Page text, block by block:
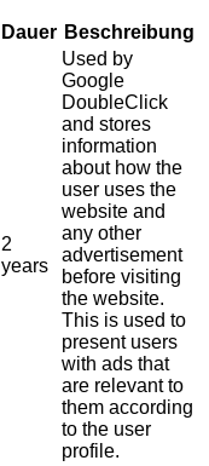
Dauer Beschreibung
2
years
Used by
Google
DoubleClick
and stores
information
about how the
user uses the
website and
any other
advertisement
before visiting
the website.
This is used to
present users
with ads that
are relevant to
them according
to the user
profile.